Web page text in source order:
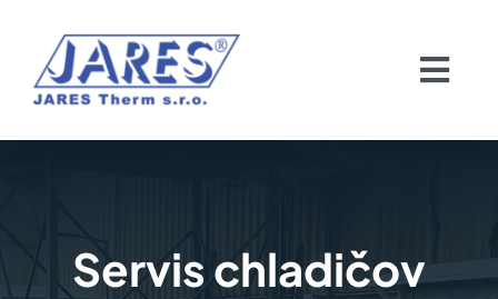
content
Domov
ChladičeServis chladičov